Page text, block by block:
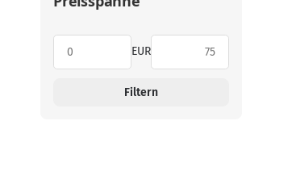
EUR
Filtern